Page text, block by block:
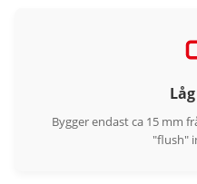
Bygger endast ca 15 mm
"flush"